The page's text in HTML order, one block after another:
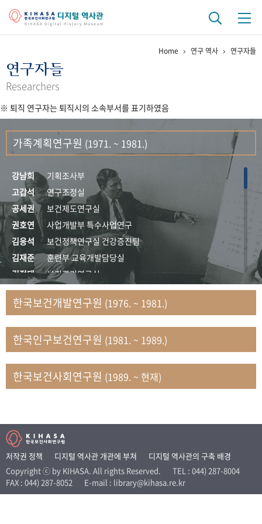
걸어온 길 기관 변천사
연구 역사
정책과 연구 키워드로 보는 연구 역사
연구자들
간행물 변천사
기록물 아카이브
사진 아카이브 문서 기록물 행정박물 영상 기록물
50+1주년 기념
성과 50선 숫자로 보는 50년
세계와 함께 한 KIHASA
VR 역사관
Home 연구 역사 연구자들
연구자들
Researchers
※ 퇴직 연구자는 퇴직시의 소속부서를 표기하였음
가족계획연구원 (1971. ~ 1981.)
강남희
기획조사부
고갑석
연구조정실
공세권
보건제도연구실
권호연
사업개발부 특수사업연구
김응석
보건정책연구실 건강증진팀
김재준
훈련부 교육개발담당실
김정태
보건관리연구실
김지자
연구부 사회개발담당실
김태룡
조사평가부 연구과
문현상
가족복지연구실 인구가족연구팀
박인화
보건정책연구실
박재빈
연구부 인구역학담당실
변종화
보건정책연구실 건강증진팀
송건용
보건정책연구실
송태민
정보통계연구실 빅데이터연구센터
신희설
사업개발부 국제협력연구실
이규식
의료보험연구실
이문기
훈련부
한국보건개발연구원 (1976. ~ 1981.)
한국인구보건연구원 (1981. ~ 1989.)
한국보건사회연구원 (1989. ~ 현재)
저작권 정책 디지털 역사관 개관에 부쳐
디지털 역사관의 구축 배경
Copyright ⓒ by KIHASA. All rights Reserved.
TEL : 044) 287-8004
FAX : 044) 287-8052
E-mail : library@kihasa.re.kr